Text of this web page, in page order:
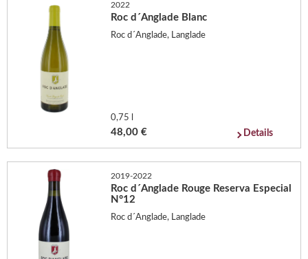
2022
Roc d´Anglade Blanc
Roc d´Anglade, Langlade
0,75 l
48,00 € Details
2019-2022
Roc d´Anglade Rouge Reserva Especial
N°12
Roc d´Anglade, Langlade